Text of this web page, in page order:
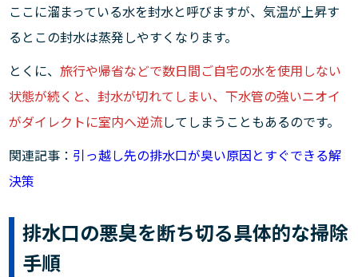
ここに溜まっている水を封水と呼びますが、気温が上昇す
るとこの封水は蒸発しやすくなります。
とくに、旅行や帰省などで数日間ご自宅の水を使用しない
状態が続くと、封水が切れてしまい、下水管の強いニオイ
がダイレクトに室内へ逆流してしまうこともあるのです。
関連記事： 引っ越し先の排水口が臭い原因とすぐできる解
決策
排水口の悪臭を断ち切る具体的な掃除
手順